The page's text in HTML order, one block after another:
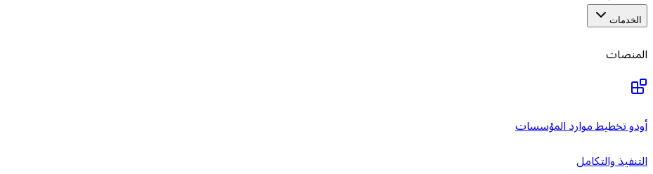
الخدمات
المنصات
أودو تخطيط موارد المؤسسات
التنفيذ والتكامل